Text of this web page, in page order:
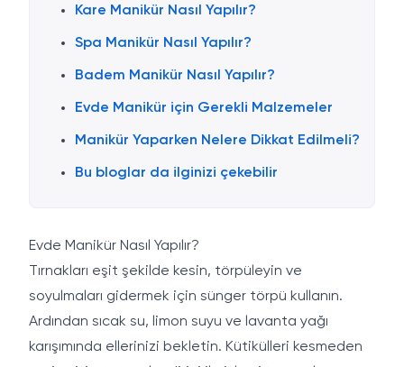
Kare Manikür Nasıl Yapılır?
Spa Manikür Nasıl Yapılır?
Badem Manikür Nasıl Yapılır?
Evde Manikür için Gerekli Malzemeler
Manikür Yaparken Nelere Dikkat Edilmeli?
Bu bloglar da ilginizi çekebilir
Evde Manikür Nasıl Yapılır?
Tırnakları eşit şekilde kesin, törpüleyin ve
soyulmaları gidermek için sünger törpü kullanın.
Ardından sıcak su, limon suyu ve lavanta yağı
karışımında ellerinizi bekletin. Kütikülleri kesmeden